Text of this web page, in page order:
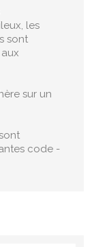
les
sont
sur un
code -